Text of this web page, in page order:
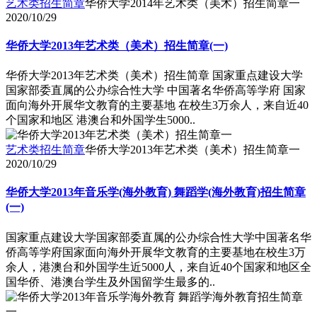
艺术类招生简章华侨大学2014年艺术类（美术）招生简章一
2020/10/29
华侨大学2013年艺术类（美术）招生简章(一)
华侨大学2013年艺术类（美术）招生简章 国家重点建设大学
国家部委直属的公办综合性大学 中国著名华侨高等学府 国家
面向海外开展华文教育的主要基地 在校生3万余人，来自近40
个国家和地区 港澳台和外国学生5000..
艺术类招生简章华侨大学2013年艺术类（美术）招生简章一
2020/10/29
华侨大学2013年音乐学(海外教育) 舞蹈学(海外教育)招生简章
(一)
国家重点建设大学国家部委直属的公办综合性大学中国著名华
侨高等学府国家面向海外开展华文教育的主要基地在校生3万
余人，港澳台和外国学生近5000人，来自近40个国家和地区全
国华侨、港澳台学生及外国留学生最多的..